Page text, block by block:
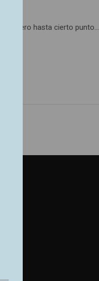
Pero hasta cierto punto…